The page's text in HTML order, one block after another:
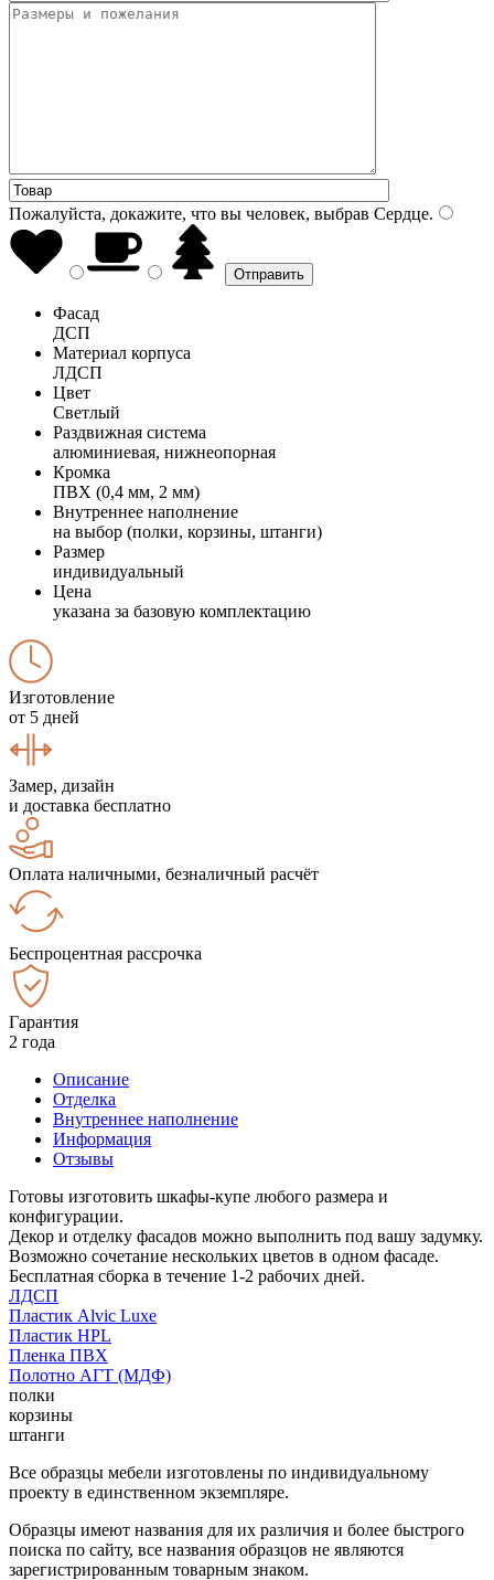
Пожалуйста, докажите, что вы человек, выбрав Сердце.
Фасад
ДСП
Материал корпуса
ЛДСП
Цвет
Светлый
Раздвижная система
алюминиевая, нижнеопорная
Кромка
ПВХ (0,4 мм, 2 мм)
Внутреннее наполнение
на выбор (полки, корзины, штанги)
Размер
индивидуальный
Цена
указана за базовую комплектацию
Изготовление
от 5 дней
Замер, дизайн
и доставка бесплатно
Оплата наличными, безналичный расчёт
Беспроцентная рассрочка
Гарантия
2 года
Описание
Отделка
Внутреннее наполнение
Информация
Отзывы
Готовы изготовить шкафы-купе любого размера и
конфигурации.
Декор и отделку фасадов можно выполнить под вашу задумку.
Возможно сочетание нескольких цветов в одном фасаде.
Бесплатная сборка в течение 1-2 рабочих дней.
ЛДСП
Пластик Alvic Luxe
Пластик HPL
Пленка ПВХ
Полотно АГТ (МДФ)
полки
корзины
штанги
Все образцы мебели изготовлены по индивидуальному
проекту в единственном экземпляре.
Образцы имеют названия для их различия и более быстрого
поиска по сайту, все названия образцов не являются
зарегистрированным товарным знаком.